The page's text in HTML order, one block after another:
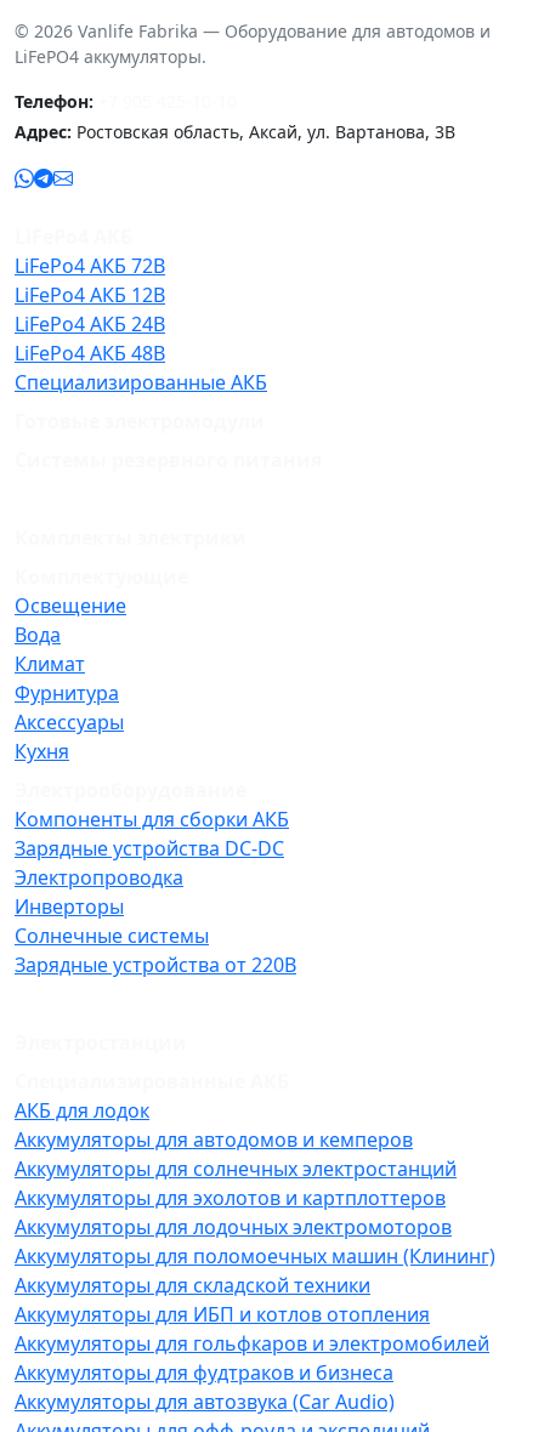
© 2026 Vanlife Fabrika — Оборудование для автодомов и
LiFePO4 аккумуляторы.
Телефон:
Адрес: Ростовская область, Аксай, ул. Вартанова, 3В
LiFePo4 АКБ 72В
LiFePo4 АКБ 12В
LiFePo4 АКБ 24В
LiFePo4 АКБ 48В
Специализированные АКБ
Освещение
Вода
Климат
Фурнитура
Аксессуары
Кухня
Компоненты для сборки АКБ
Зарядные устройства DC-DC
Электропроводка
Инверторы
Солнечные системы
Зарядные устройства от 220В
АКБ для лодок
Аккумуляторы для автодомов и кемперов
Аккумуляторы для солнечных электростанций
Аккумуляторы для эхолотов и картплоттеров
Аккумуляторы для лодочных электромоторов
Аккумуляторы для поломоечных машин (Клининг)
Аккумуляторы для складской техники
Аккумуляторы для ИБП и котлов отопления
Аккумуляторы для гольфкаров и электромобилей
Аккумуляторы для фудтраков и бизнеса
Аккумуляторы для автозвука (Car Audio)